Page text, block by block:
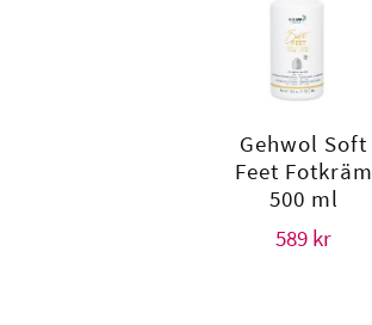
Gehwol Soft
Feet Fotkräm
500 ml
589 kr